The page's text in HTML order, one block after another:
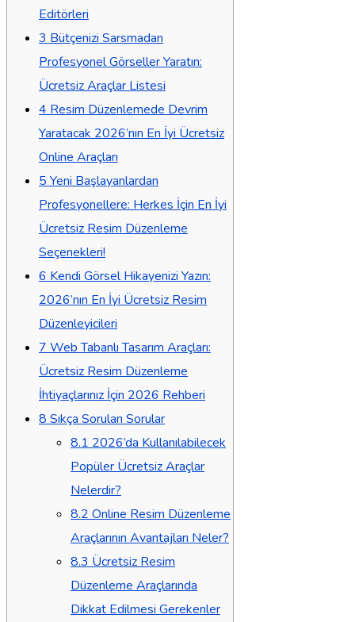
Editörleri
3 Bütçenizi Sarsmadan
Profesyonel Görseller Yaratın:
Ücretsiz Araçlar Listesi
4 Resim Düzenlemede Devrim
Yaratacak 2026’nın En İyi Ücretsiz
Online Araçları
5 Yeni Başlayanlardan
Profesyonellere: Herkes İçin En İyi
Ücretsiz Resim Düzenleme
Seçenekleri!
6 Kendi Görsel Hikayenizi Yazın:
2026’nın En İyi Ücretsiz Resim
Düzenleyicileri
7 Web Tabanlı Tasarım Araçları:
Ücretsiz Resim Düzenleme
İhtiyaçlarınız İçin 2026 Rehberi
8 Sıkça Sorulan Sorular
8.1 2026’da Kullanılabilecek
Popüler Ücretsiz Araçlar
Nelerdir?
8.2 Online Resim Düzenleme
Araçlarının Avantajları Neler?
8.3 Ücretsiz Resim
Düzenleme Araçlarında
Dikkat Edilmesi Gerekenler